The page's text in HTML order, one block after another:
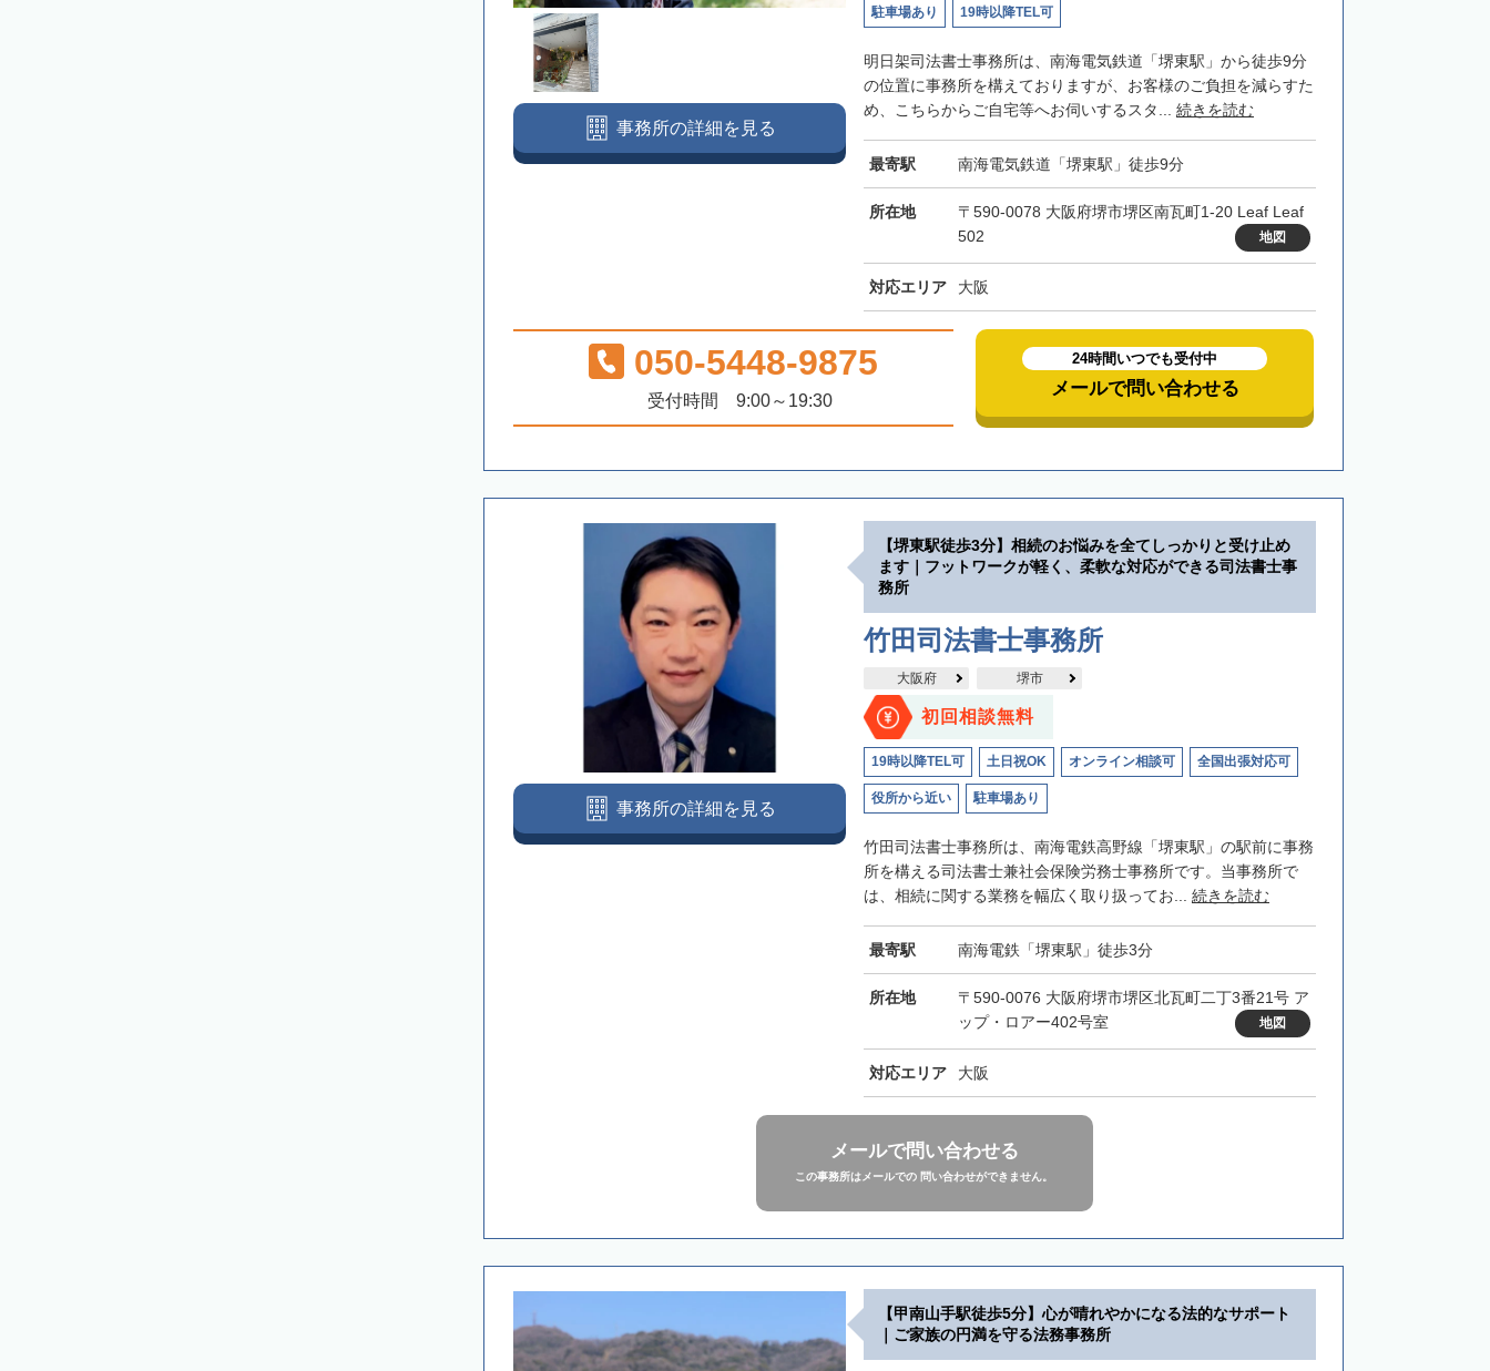
駐車場あり 19時以降TEL可
明日架司法書士事務所は、南海電気鉄道「堺東駅」から徒歩9分
の位置に事務所を構えておりますが、お客様のご負担を減らすた
め、こちらからご自宅等へお伺いするスタ... 続きを読む
最寄駅 南海電気鉄道「堺東駅」徒歩9分
所在地
〒590-0078 大阪府堺市堺区南瓦町1-20 Leaf Leaf
502
地図
対応エリア 大阪
事務所の詳細を見る
050-5448-9875
受付時間 9:00～19:30
24時間いつでも受付中
メールで問い合わせる
【堺東駅徒歩3分】相続のお悩みを全てしっかりと受け止め
ます｜フットワークが軽く、柔軟な対応ができる司法書士事
務所
竹田司法書士事務所
大阪府 堺市
初回相談無料
19時以降TEL可 土日祝OK オンライン相談可 全国出張対応可
役所から近い 駐車場あり
竹田司法書士事務所は、南海電鉄高野線「堺東駅」の駅前に事務
所を構える司法書士兼社会保険労務士事務所です。当事務所で
は、相続に関する業務を幅広く取り扱ってお... 続きを読む
最寄駅 南海電鉄「堺東駅」徒歩3分
所在地
〒590-0076 大阪府堺市堺区北瓦町二丁3番21号 ア
ップ・ロアー402号室
地図
対応エリア 大阪
事務所の詳細を見る
メールで問い合わせる
この事務所はメールでの 問い合わせができません。
【甲南山手駅徒歩5分】心が晴れやかになる法的なサポート
｜ご家族の円満を守る法務事務所